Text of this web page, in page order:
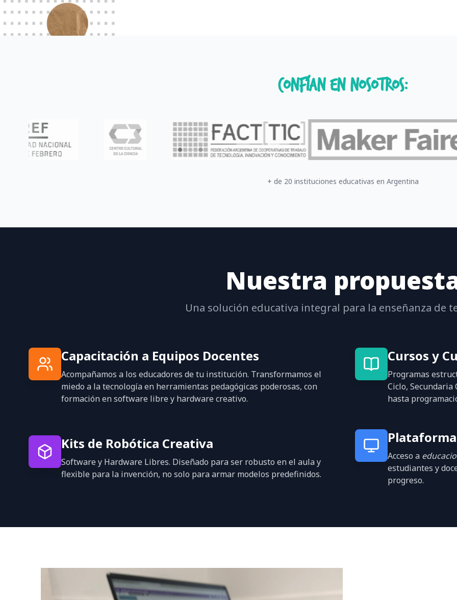
Confían en nosotros:
+ de 20 instituciones educativas en Argentina
Nuestra
Una solución educativa integral para la enseñanza de
Capacitación a Equipos Docentes
Acompañamos a los educadores de tu institución. Transformamos el
miedo a la tecnología en herramientas pedagógicas poderosas, con
formación en software libre y hardware creativo.
Cursos y
Programas
Ciclo, Secundaria
hasta
Kits de Robótica Creativa
Software y Hardware Libres. Diseñado para ser robusto en el aula y
flexible para la invención, no solo para armar modelos predefinidos.
Acceso a
estudiantes y
progreso.